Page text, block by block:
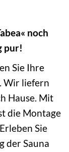
noch
pur!
Sie Ihre
Wir liefern
Hause. Mit
die Montage
Sie
der Sauna